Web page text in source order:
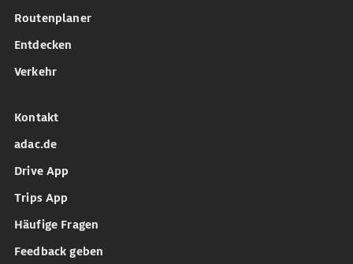
Routenplaner
Entdecken
Verkehr
Kontakt
adac.de
Drive App
Trips App
Häufige Fragen
Feedback geben